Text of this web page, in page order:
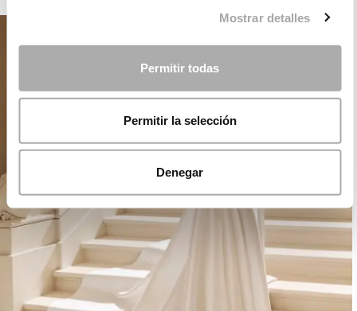
Mostrar detalles
Permitir todas
Permitir la selección
Denegar